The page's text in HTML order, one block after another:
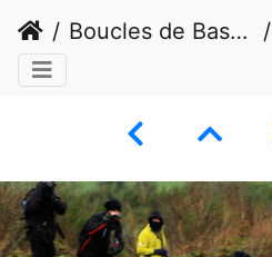
Boucles de Bastogne